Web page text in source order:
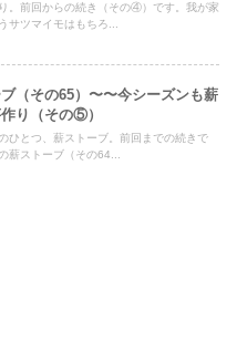
。前回からの続き（その④）です。我が家
サツマイモはもちろ...
（その65）〜〜今シーズンも薪
り（その⑤）
ひとつ、薪ストーブ。前回までの続きで
薪ストーブ（その64...